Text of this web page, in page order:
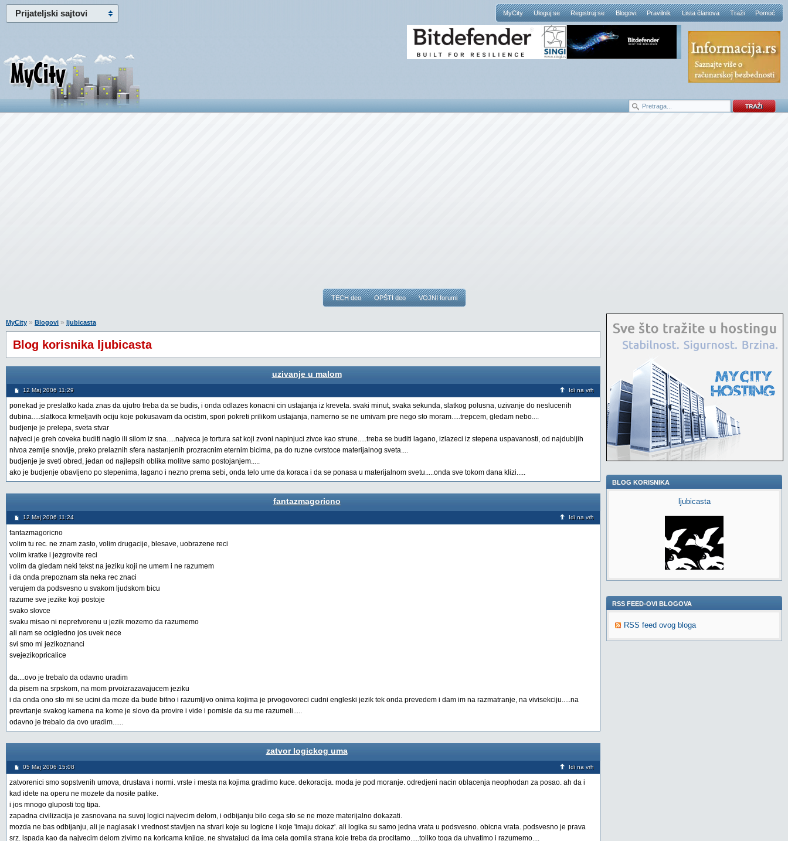
Prijateljski sajtovi MyCity Uloguj se Registruj se Blogovi Pravilnik Lista članova Traži Pomoć
TECH deo OPŠTI deo VOJNI forumi
MyCity » Blogovi » ljubicasta
Blog korisnika ljubicasta
uzivanje u malom
12 Maj 2006 11:29 Idi na vrh
ponekad je preslatko kada znas da ujutro treba da se budis, i onda odlazes konacni cin ustajanja iz kreveta. svaki minut, svaka sekunda, slatkog polusna, uzivanje do neslucenih
dubina.....slatkoca krmeljavih ociju koje pokusavam da ocistim, spori pokreti prilikom ustajanja, namerno se ne umivam pre nego sto moram.....trepcem, gledam nebo....
budjenje je prelepa, sveta stvar
najveci je greh coveka buditi naglo ili silom iz sna.....najveca je tortura sat koji zvoni napinjuci zivce kao strune.....treba se buditi lagano, izlazeci iz stepena uspavanosti, od najdubljih
nivoa zemlje snovije, preko prelaznih sfera nastanjenih prozracnim eternim bicima, pa do ruzne cvrstoce materijalnog sveta....
budjenje je sveti obred, jedan od najlepsih oblika molitve samo postojanjem.....
ako je budjenje obavljeno po stepenima, lagano i nezno prema sebi, onda telo ume da koraca i da se ponasa u materijalnom svetu.....onda sve tokom dana klizi.....
fantazmagoricno
12 Maj 2006 11:24 Idi na vrh
fantazmagoricno
volim tu rec. ne znam zasto, volim drugacije, blesave, uobrazene reci
volim kratke i jezgrovite reci
volim da gledam neki tekst na jeziku koji ne umem i ne razumem
i da onda prepoznam sta neka rec znaci
verujem da podsvesno u svakom ljudskom bicu
razume sve jezike koji postoje
svako slovce
svaku misao ni nepretvorenu u jezik mozemo da razumemo
ali nam se ocigledno jos uvek nece
svi smo mi jezikoznanci
svejezikopricalice
da....ovo je trebalo da odavno uradim
da pisem na srpskom, na mom prvoizrazavajucem jeziku
i da onda ono sto mi se ucini da moze da bude bitno i razumljivo onima kojima je prvogovoreci cudni engleski jezik tek onda prevedem i dam im na razmatranje, na vivisekciju.....na
prevrtanje svakog kamena na kome je slovo da provire i vide i pomisle da su me razumeli.....
odavno je trebalo da ovo uradim......
zatvor logickog uma
05 Maj 2006 15:08 Idi na vrh
zatvorenici smo sopstvenih umova, drustava i normi. vrste i mesta na kojima gradimo kuce. dekoracija. moda je pod moranje. odredjeni nacin oblacenja neophodan za posao. ah da i
kad idete na operu ne mozete da nosite patike.
i jos mnogo gluposti tog tipa.
zapadna civilizacija je zasnovana na suvoj logici najvecim delom, i odbijanju bilo cega sto se ne moze materijalno dokazati.
mozda ne bas odbijanju, ali je naglasak i vrednost stavljen na stvari koje su logicne i koje 'imaju dokaz'. ali logika su samo jedna vrata u podsvesno. obicna vrata. podsvesno je prava
srz. ispada kao da najvecim delom zivimo na koricama knjige, ne shvatajuci da ima cela gomila strana koje treba da procitamo.....toliko toga da uhvatimo i razumemo....
BLOG KORISNIKA
ljubicasta
RSS FEED-OVI BLOGOVA
RSS feed ovog bloga